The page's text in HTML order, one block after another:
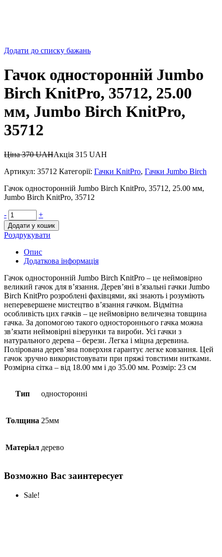
Додати до списку бажань
Гачок односторонній Jumbo
Birch KnitPro, 35712, 25.00
мм, Jumbo Birch KnitPro,
35712
Ціна370UAHАкція 315 UAH
Артикул: 35712 Категорії: Гачки KnitPro, Гачки Jumbo Birch
Гачок односторонній Jumbo Birch KnitPro, 35712, 25.00 мм,
Jumbo Birch KnitPro, 35712
- +
Додати у кошик
Роздрукувати
Опис
Додаткова інформація
Гачок односторонній Jumbo Birch KnitPro – це неймовірно
великий гачок для в’язання. Дерев’яні в’язальні гачки Jumbo
Birch KnitPro розроблені фахівцями, які знають і розуміють
неперевершене мистецтво в’язання гачком. Відмітна
особливість цих гачків – це неймовірно величезна товщина
гачка. За допомогою такого одностороннього гачка можна
зв’язати неймовірні візерунки та вироби. Усі гачки з
натурального дерева – берези. Легка і міцна деревина.
Полірована дерев’яна поверхня гарантує легке ковзання. Цей
гачок зручно використовувати при пряжі товстими нитками.
Розмірна сітка – від 18.00 мм і до 35.00 мм. Розмір: 23 см
Тип односторонні
Толщина 25мм
Матеріал дерево
Возможно Вас заинтересует
Sale!